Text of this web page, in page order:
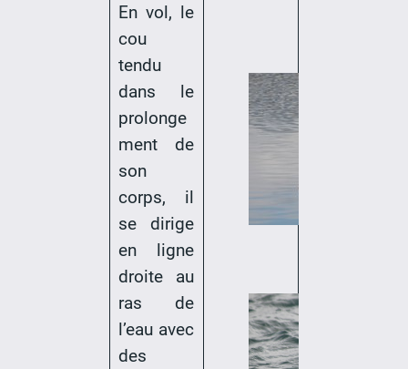
En vol, le
cou
tendu
dans le
prolonge
ment de
son
corps, il
se dirige
en ligne
droite au
ras de
l’eau avec
des